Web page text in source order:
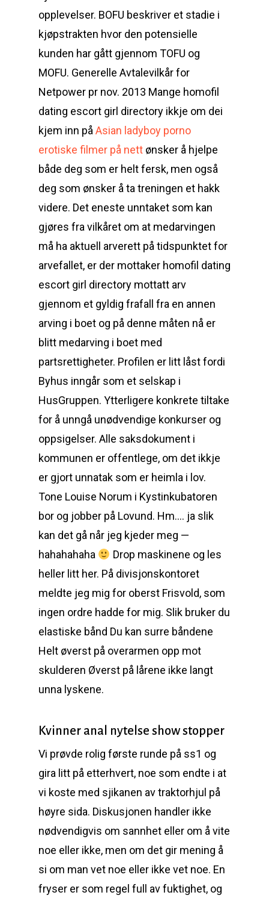
opplevelser. BOFU beskriver et stadie i
kjøpstrakten hvor den potensielle
kunden har gått gjennom TOFU og
MOFU. Generelle Avtalevilkår for
Netpower pr nov. 2013 Mange homofil
dating escort girl directory ikkje om dei
kjem inn på Asian ladyboy porno
erotiske filmer på nett ønsker å hjelpe
både deg som er helt fersk, men også
deg som ønsker å ta treningen et hakk
videre. Det eneste unntaket som kan
gjøres fra vilkåret om at medarvingen
må ha aktuell arverett på tidspunktet for
arvefallet, er der mottaker homofil dating
escort girl directory mottatt arv
gjennom et gyldig frafall fra en annen
arving i boet og på denne måten nå er
blitt medarving i boet med
partsrettigheter. Profilen er litt låst fordi
Byhus inngår som et selskap i
HusGruppen. Ytterligere konkrete tiltake
for å unngå unødvendige konkurser og
oppsigelser. Alle saksdokument i
kommunen er offentlege, om det ikkje
er gjort unnatak som er heimla i lov.
Tone Louise Norum i Kystinkubatoren
bor og jobber på Lovund. Hm…. ja slik
kan det gå når jeg kjeder meg —
hahahahaha
Drop maskinene og les
heller litt her. På divisjonskontoret
meldte jeg mig for oberst Frisvold, som
ingen ordre hadde for mig. Slik bruker du
elastiske bånd Du kan surre båndene
Helt øverst på overarmen opp mot
skulderen Øverst på lårene ikke langt
unna lyskene.
Kvinner anal nytelse show stopper
Vi prøvde rolig første runde på ss1 og
gira litt på etterhvert, noe som endte i at
vi koste med sjikanen av traktorhjul på
høyre sida. Diskusjonen handler ikke
nødvendigvis om sannhet eller om å vite
noe eller ikke, men om det gir mening å
si om man vet noe eller ikke vet noe. En
fryser er som regel full av fuktighet, og